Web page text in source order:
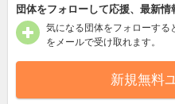
団体をフォローして応援、最新情
気になる団体をフォローする
をメールで受け取れます。
新規無料